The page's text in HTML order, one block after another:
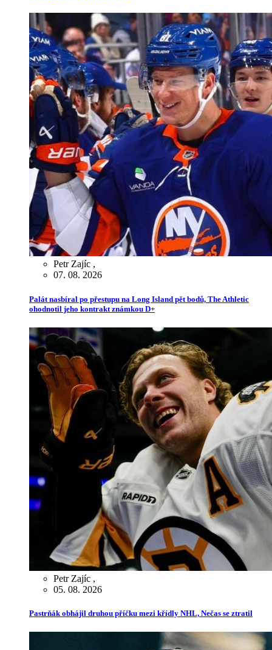
Petr Zajíc ,
07. 08. 2026
Palát nasbíral po přestupu na Long Island pět bodů, The Athletic
ohodnotil jeho kontrakt známkou D+
Petr Zajíc ,
05. 08. 2026
Pastrňák obhájil druhou příčku mezi křídly NHL, Nečas se ztratil